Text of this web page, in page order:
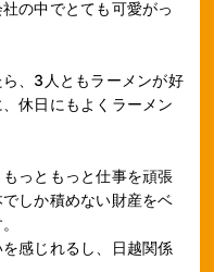
の中でとても可愛がっ
、3人ともラーメンが好
休日にもよくラーメン
っともっと仕事を頑張
しか積めない財産をベ
感じれるし、日越関係